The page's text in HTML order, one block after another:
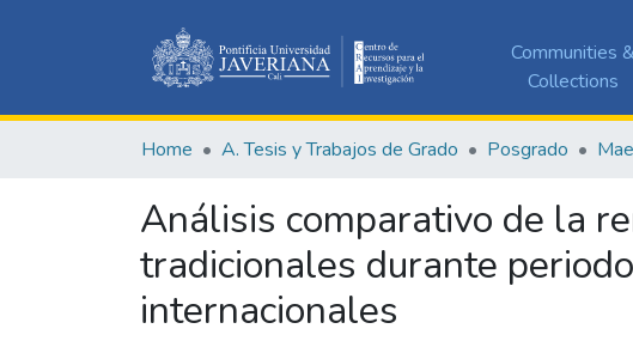
Communities &
Collections
Home A. Tesis y Trabajos de Grado Posgrado
Análisis comparativo de la
tradicionales durante
internacionales